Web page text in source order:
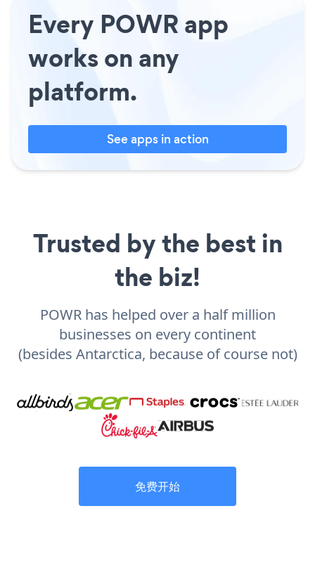
Every POWR app
works on any
platform.
See apps in action
Trusted by the best in
the biz!
POWR has helped over a half million
businesses on every continent
(besides Antarctica, because of course not)
免费开始